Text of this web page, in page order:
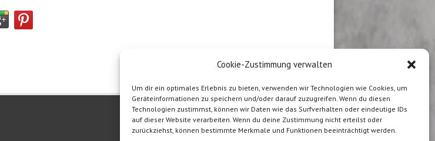
Cookie-Zustimmung verwalten
Um dir ein optimales Erlebnis zu bieten, verwenden wir Technologien wie Cookies, um
Geräteinformationen zu speichern und/oder darauf zuzugreifen. Wenn du diesen
Technologien zustimmst, können wir Daten wie das Surfverhalten oder eindeutige IDs
auf dieser Website verarbeiten. Wenn du deine Zustimmung nicht erteilst oder
zurückziehst, können bestimmte Merkmale und Funktionen beeinträchtigt werden.
Hergestellt in der Schweiz